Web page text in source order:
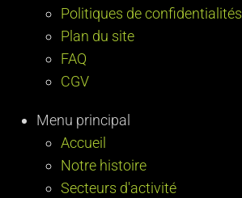
Politiques de confidentialités
Plan du site
FAQ
CGV
Menu principal
Accueil
Notre histoire
Secteurs d'activité